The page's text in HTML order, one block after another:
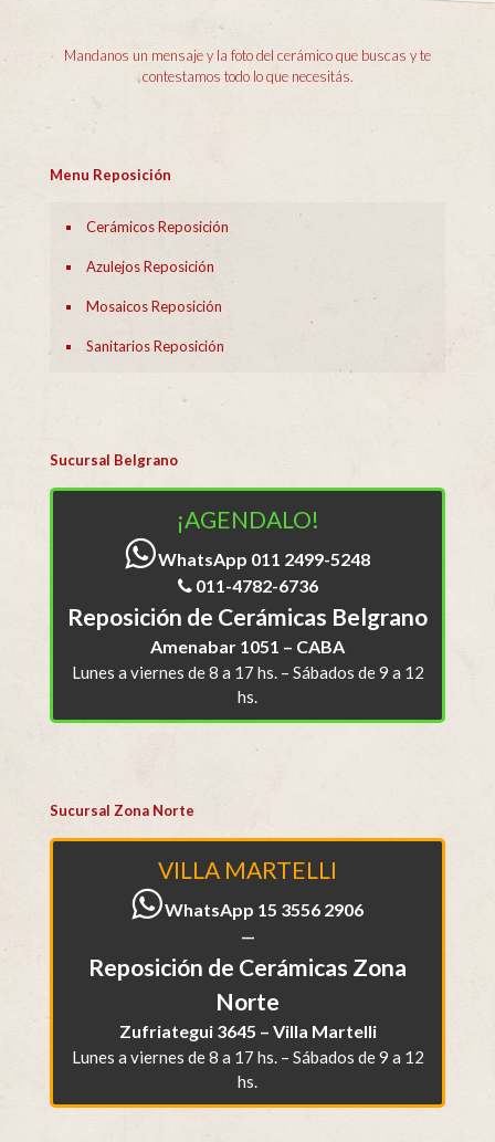
Mandanos un mensaje y la foto del cerámico que buscas y te
contestamos todo lo que necesitás.
Menu Reposición
Cerámicos Reposición
Azulejos Reposición
Mosaicos Reposición
Sanitarios Reposición
Sucursal Belgrano
¡AGENDALO!
WhatsApp 011 2499-5248
011-4782-6736
Reposición de Cerámicas Belgrano
Amenabar 1051 – CABA
Lunes a viernes de 8 a 17 hs. – Sábados de 9 a 12
hs.
Sucursal Zona Norte
VILLA MARTELLI
WhatsApp 15 3556 2906
—
Reposición de Cerámicas Zona
Norte
Zufriategui 3645 – Villa Martelli
Lunes a viernes de 8 a 17 hs. – Sábados de 9 a 12
hs.